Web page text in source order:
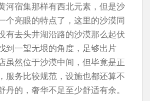
河宿集那样有西北元素，但是沙
个亮眼的特点了，这里的沙漠同
有去头井湖沿路的沙漠那么起伏
到一望无垠的角度，足够出片
虽然位于沙漠中间，但毕竟是正
服务比较规范，设施也都还算不
丹的，奢华不足至少舒适有余。